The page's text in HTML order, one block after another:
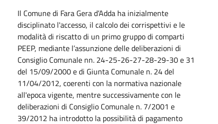
Il Comune di Fara Gera d’Adda ha inizialmente
disciplinato l'accesso, il calcolo dei corrispettivi e le
modalità di riscatto di un primo gruppo di comparti
PEEP, mediante l’assunzione delle deliberazioni di
Consiglio Comunale nn. 24-25-26-27-28-29-30 e 31
del 15/09/2000 e di Giunta Comunale n. 24 del
11/04/2012, coerenti con la normativa nazionale
all'epoca vigente, mentre successivamente con le
deliberazioni di Consiglio Comunale n. 7/2001 e
39/2012 ha introdotto la possibilità di pagamento